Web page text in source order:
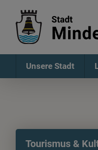
Unsere Stadt
Tourismus &